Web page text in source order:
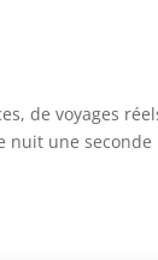
de voyages
nuit une seconde